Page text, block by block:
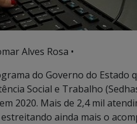
Alves Rosa •
do Governo do Estado
Social e Trabalho
2020. Mais de 2,4 mil
ainda mais o